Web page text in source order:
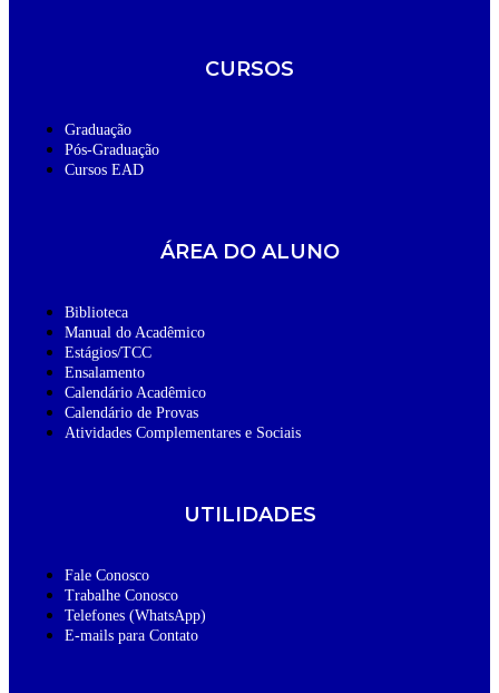
CURSOS
Graduação
Pós-Graduação
Cursos EAD
ÁREA DO ALUNO
Biblioteca
Manual do Acadêmico
Estágios/TCC
Ensalamento
Calendário Acadêmico
Calendário de Provas
Atividades Complementares e Sociais
UTILIDADES
Fale Conosco
Trabalhe Conosco
Telefones (WhatsApp)
E-mails para Contato